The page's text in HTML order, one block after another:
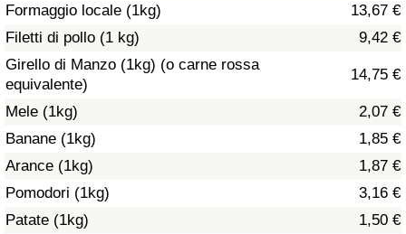
Formaggio locale (1kg)
13,67 €
Filetti di pollo (1 kg)
9,42 €
Girello di Manzo (1kg) (o carne rossa
equivalente)
14,75 €
Mele (1kg)
2,07 €
Banane (1kg)
1,85 €
Arance (1kg)
1,87 €
Pomodori (1kg)
3,16 €
Patate (1kg)
1,50 €
Indice dell’Assistenza Sanitaria
Indice dell’Assistenza Sanitaria per
Nazione
Inquinamento
Indice dell’Inquinamento (Corrente)
Indice di inquinamento